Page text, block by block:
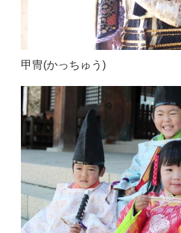
甲冑(かっちゅう)